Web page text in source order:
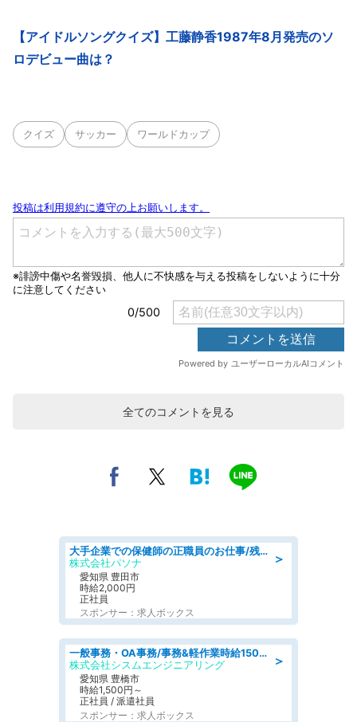
【アイドルソングクイズ】工藤静香1987年8月発売のソ
ロデビュー曲は？
クイズ サッカー ワールドカップ
全てのコメントを見る
＞
大手企業での保健師の正職員のお仕事/残業なし/要資格:保健師
株式会社パソナ
愛知県 豊田市
時給2,000円
正社員
スポンサー：求人ボックス
＞
一般事務・OA事務/事務&軽作業時給1500円土日祝休み各種社保完備
株式会社シスムエンジニアリング
愛知県 豊橋市
時給1,500円～
正社員 / 派遣社員
スポンサー：求人ボックス